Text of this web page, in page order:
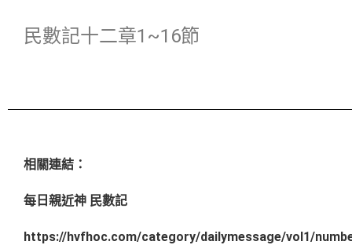
民數記十二章1~16節
相關連結：
每日親近神 民數記
https://hvfhoc.com/category/dailymessage/vol1/